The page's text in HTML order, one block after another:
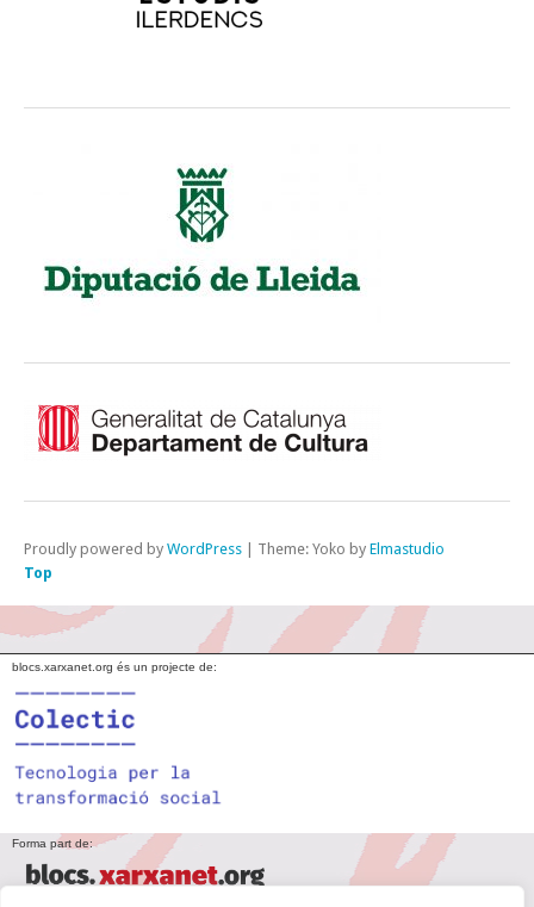
Proudly powered by WordPress | Theme: Yoko by Elmastudio
Top
blocs.xarxanet.org és un projecte de:
Forma part de: